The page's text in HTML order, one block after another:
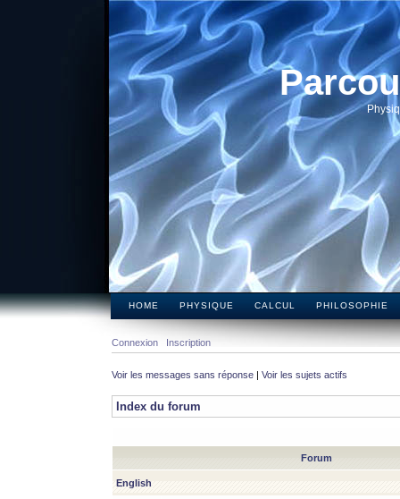
HOME PHYSIQUE CALCUL PHILOSOPHIE
Connexion Inscription
Voir les messages sans réponse | Voir les sujets actifs
Index du forum
Forum
English